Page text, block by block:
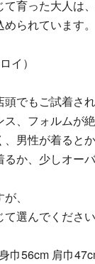
育った大人は
られています。
イ）
でもご試着され
、フォルムが絶
男性が着るとか
るか、少しオー
、
選んでください
巾56cm 肩巾